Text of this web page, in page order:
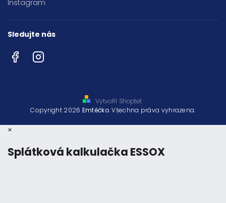
Instagram
Sledujte nás
FacebookInstagram
Vytvořil Shoptet
Copyright 2026 Emtéčko. Všechna práva vyhrazena.
×
Splátková kalkulačka ESSOX